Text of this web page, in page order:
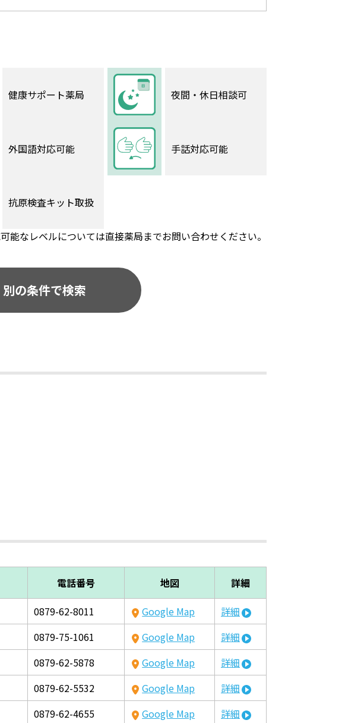
健康サポート薬局 夜間・休日相談可
外国語対応可能 手話対応可能
抗原検査キット取扱
能なレベルについては直接薬局までお問い合わせください。
別の条件で検索
電話番号 地図
詳細
0879-62-8011 Google Map
詳細
0879-75-1061 Google Map
詳細
0879-62-5878 Google Map
詳細
0879-62-5532 Google Map
詳細
0879-62-4655 Google Map
詳細